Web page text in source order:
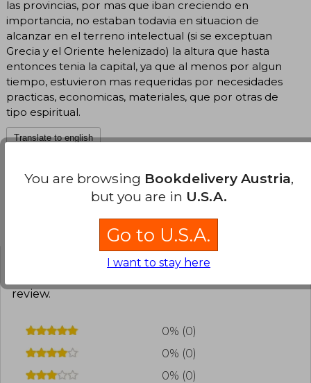
las provincias, por mas que iban creciendo en
importancia, no estaban todavia en situacion de
alcanzar en el terreno intelectual (si se exceptuan
Grecia y el Oriente helenizado) la altura que hasta
entonces tenia la capital, ya que al menos por algun
tiempo, estuvieron mas requeridas por necesidades
practicas, economicas, materiales, que por otras de
tipo espiritual.
Translate to english
Customers reviews
review.
0% (0)
0% (0)
0% (0)
You are browsing Bookdelivery Austria,
but you are in U.S.A.
Go to U.S.A.
I want to stay here